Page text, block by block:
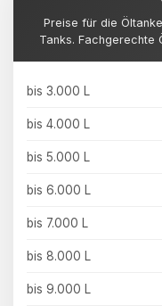
Preise für die
Tanks. Fachgerechte
bis 3.000 L
bis 4.000 L
bis 5.000 L
bis 6.000 L
bis 7.000 L
bis 8.000 L
bis 9.000 L